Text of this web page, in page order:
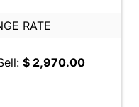
RATE
$ 2,970.00